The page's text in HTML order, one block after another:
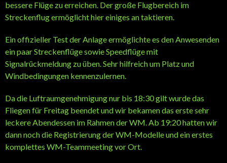
bessere Flüge zu erreichen. Der große Flugbereich im
Streckenflug ermöglicht hier einiges an taktieren.
Ein offizieller Test der Anlage ermöglichte es den Anwesenden
ein paar Streckenflüge sowie Speedflüge mit
Signalrückmeldung zu üben. Sehr hilfreich um Platz und
Windbedingungen kennenzulernen.
Da die Luftraumgenehmigung nur bis 18:30 gilt wurde das
Fliegen für Freitag beendet und wir bekamen das erste sehr
leckere Abendessen im Rahmen der WM. Ab 19:20 hatten wir
dann noch die Registrierung der WM-Modelle und ein erstes
komplettes WM-Teammeeting vor Ort.